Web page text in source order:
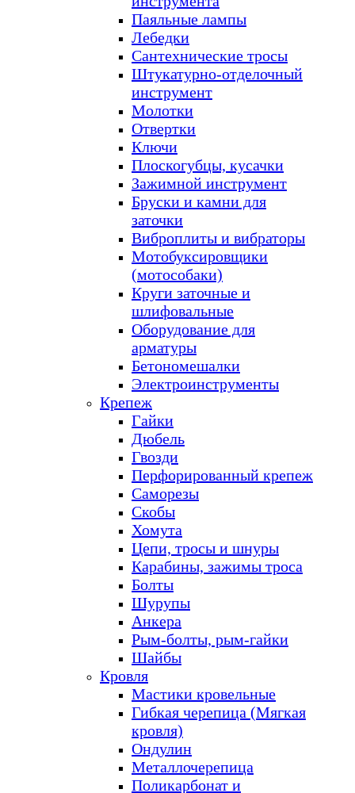
Паяльные лампы
Лебедки
Сантехнические тросы
Штукатурно-отделочный
инструмент
Молотки
Отвертки
Ключи
Плоскогубцы, кусачки
Зажимной инструмент
Бруски и камни для
заточки
Виброплиты и вибраторы
Мотобуксировщики
(мотособаки)
Круги заточные и
шлифовальные
Оборудование для
арматуры
Бетономешалки
Электроинструменты
Крепеж
Гайки
Дюбель
Гвозди
Перфорированный крепеж
Саморезы
Скобы
Хомута
Цепи, тросы и шнуры
Карабины, зажимы троса
Болты
Шурупы
Анкера
Рым-болты, рым-гайки
Шайбы
Кровля
Мастики кровельные
Гибкая черепица (Мягкая
кровля)
Ондулин
Металлочерепица
Поликарбонат и